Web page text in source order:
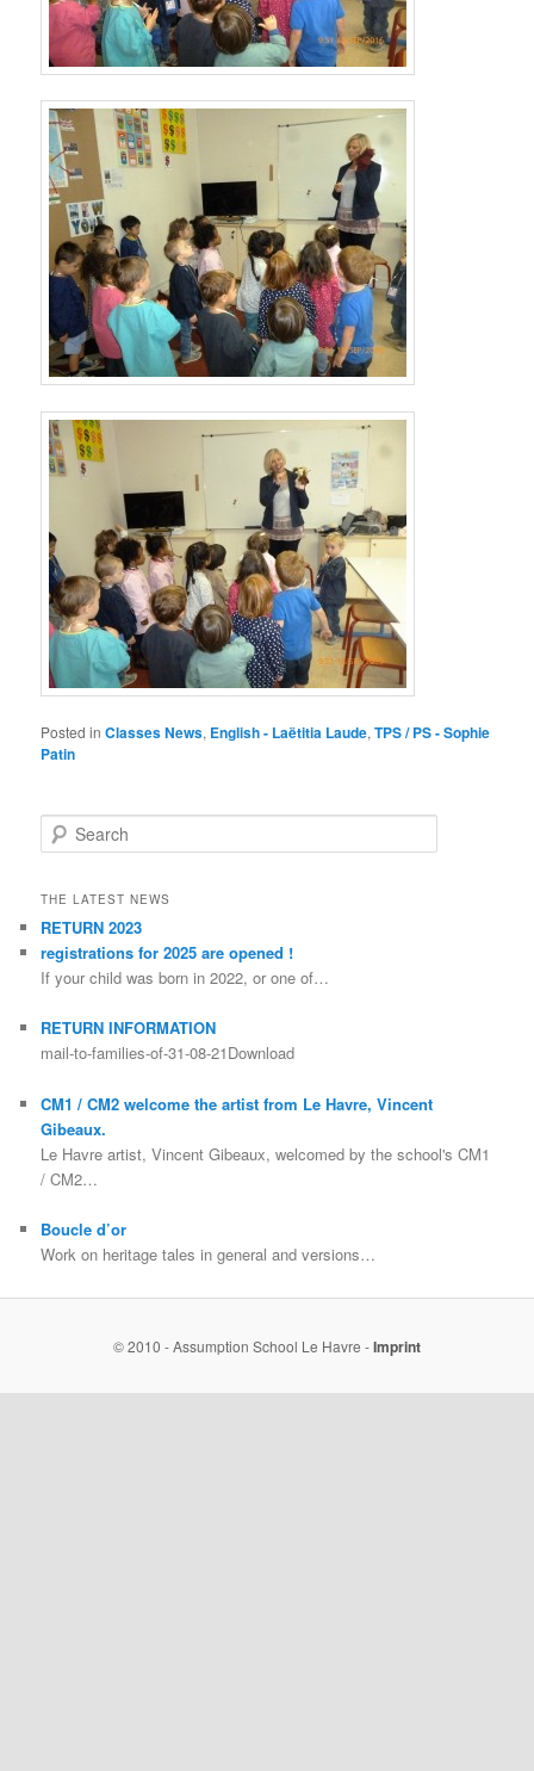
Posted in Classes News, English - Laëtitia Laude,TPS / PS - Sophie
Patin
Search
THE LATEST NEWS
RETURN 2023
registrations for 2025 are opened !
If your child was born in 2022, or one of…
RETURN INFORMATION
mail-to-families-of-31-08-21Download
CM1 / CM2 welcome the artist from Le Havre, Vincent
Gibeaux.
Le Havre artist, Vincent Gibeaux, welcomed by the school's CM1
/ CM2…
Boucle d’or
Work on heritage tales in general and versions…
© 2010 - Assumption School Le Havre -Imprint